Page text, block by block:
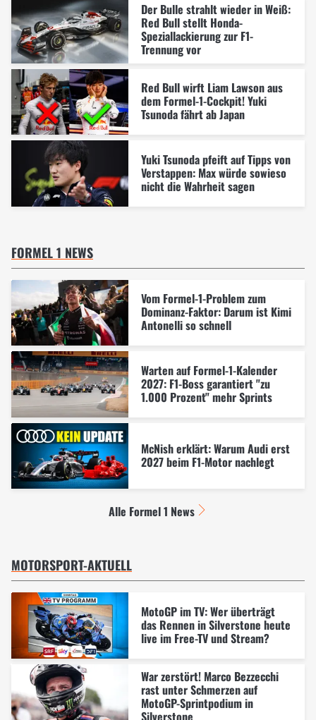
Der Bulle strahlt wieder in Weiß:
Red Bull stellt Honda-
Speziallackierung zur F1-
Trennung vor
Red Bull wirft Liam Lawson aus
dem Formel-1-Cockpit! Yuki
Tsunoda fährt ab Japan
Yuki Tsunoda pfeift auf Tipps von
Verstappen: Max würde sowieso
nicht die Wahrheit sagen
FORMEL 1 NEWS
Vom Formel-1-Problem zum
Dominanz-Faktor: Darum ist Kimi
Antonelli so schnell
Warten auf Formel-1-Kalender
2027: F1-Boss garantiert "zu
1.000 Prozent" mehr Sprints
McNish erklärt: Warum Audi erst
2027 beim F1-Motor nachlegt
Alle Formel 1 News
MOTORSPORT-AKTUELL
MotoGP im TV: Wer überträgt
das Rennen in Silverstone heute
live im Free-TV und Stream?
War zerstört! Marco Bezzecchi
rast unter Schmerzen auf
MotoGP-Sprintpodium in